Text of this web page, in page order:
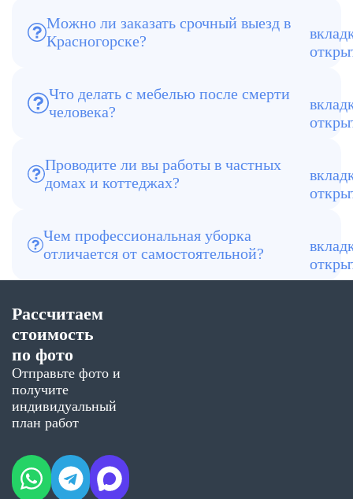
Можно ли заказать срочный выезд в
Красногорске?
Да, возможен выезд в день обращения, в
Что делать с мебелью после смерти
человека?
Часть мебели можно сохранить после
обработки, но сильно повреждённые
Проводите ли вы работы в частных
домах и коттеджах?
Да, обслуживаем квартиры, дома, дачи и
коммерческие объекты по Красногорску
Чем профессиональная уборка
отличается от самостоятельной?
Используется специализированное
оборудование, химия и технологии,
Рассчитаем
стоимость
по фото
Отправьте фото и
получите
индивидуальный
план работ